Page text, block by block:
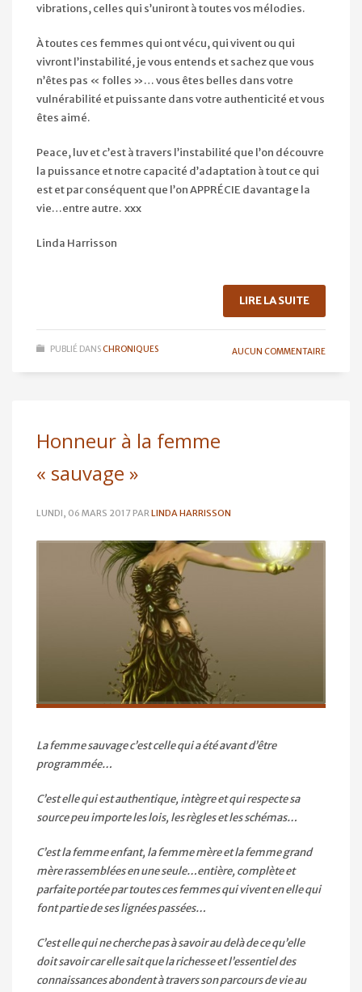
vibrations, celles qui s’uniront à toutes vos mélodies.
À toutes ces femmes qui ont vécu, qui vivent ou qui
vivront l’instabilité, je vous entends et sachez que vous
n’êtes pas « folles »… vous êtes belles dans votre
vulnérabilité et puissante dans votre authenticité et vous
êtes aimé.
Peace, luv et c’est à travers l’instabilité que l’on découvre
la puissance et notre capacité d’adaptation à tout ce qui
est et par conséquent que l’on APPRÉCIE davantage la
vie…entre autre. xxx
Linda Harrisson
LIRE LA SUITE
PUBLIÉ DANSCHRONIQUES AUCUN COMMENTAIRE
Honneur à la femme
« sauvage »
LUNDI, 06 MARS 2017PAR LINDA HARRISSON
La femme sauvage c’est celle qui a été avant d’être
programmée…
C’est elle qui est authentique, intègre et qui respecte sa
source peu importe les lois, les règles et les schémas…
C’est la femme enfant, la femme mère et la femme grand
mère rassemblées en une seule…entière, complète et
parfaite portée par toutes ces femmes qui vivent en elle qui
font partie de ses lignées passées…
C’est elle qui ne cherche pas à savoir au delà de ce qu’elle
doit savoir car elle sait que la richesse et l’essentiel des
connaissances abondent à travers son parcours de vie au